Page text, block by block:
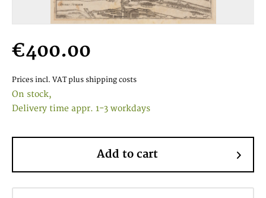
€400.00
Prices incl. VAT plus shipping costs
On stock,
Delivery time appr. 1-3 workdays
Add to cart